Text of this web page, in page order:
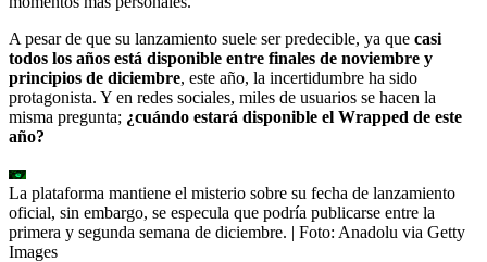
A pesar de que su lanzamiento suele ser predecible, ya que casi
todos los años está disponible entre finales de noviembre y
principios de diciembre, este año, la incertidumbre ha sido
protagonista. Y en redes sociales, miles de usuarios se hacen la
misma pregunta; ¿cuándo estará disponible el Wrapped de este
año?
La plataforma mantiene el misterio sobre su fecha de lanzamiento
oficial, sin embargo, se especula que podría publicarse entre la
primera y segunda semana de diciembre. | Foto: Anadolu via Getty
Images